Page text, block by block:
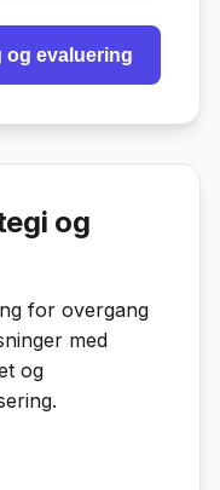
evaluering
og
for overgang
med
og